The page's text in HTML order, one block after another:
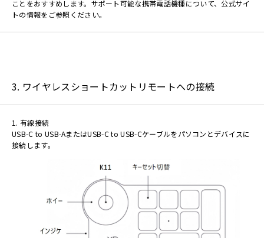
ことをおすすめします。サポート可能な携帯電話機種について、公式サイ
トの情報をご参照ください。
3. ワイヤレスショートカットリモートへの接続
1. 有線接続
USB-C to USB-AまたはUSB-C to USB-Cケーブルをパソコンとデバイスに
接続します。